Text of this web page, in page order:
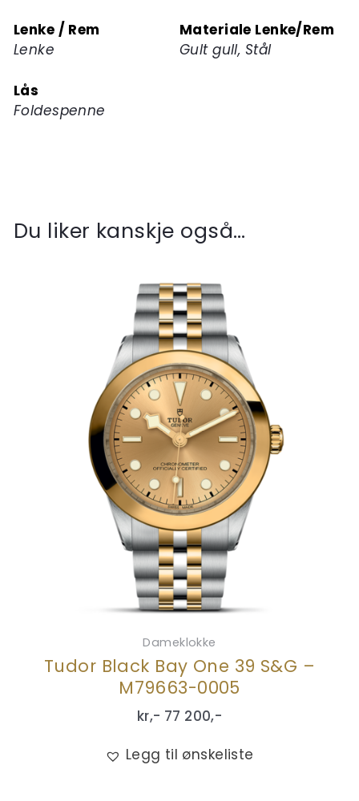
Lenke / Rem
Lenke
Materiale Lenke/Rem
Gult gull, Stål
Lås
Foldespenne
Du liker kanskje også…
Dameklokke
Tudor Black Bay One 39 S&G –
M79663-0005
kr,- 77 200,-
Legg til ønskeliste